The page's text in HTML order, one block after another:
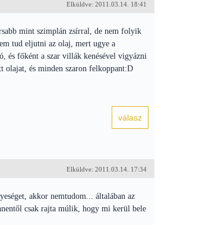
Elküldve: 2011.03.14. 18:41
mint szimplán zsírral, de nem folyik
tud eljutni az olaj, mert ugye a
és főként a szar villák kenésével vigyázni
és minden szaron felkoppant:D
Elküldve: 2011.03.14. 17:34
akkor nemtudom... általában az
csak rajta múlik, hogy mi kerül bele